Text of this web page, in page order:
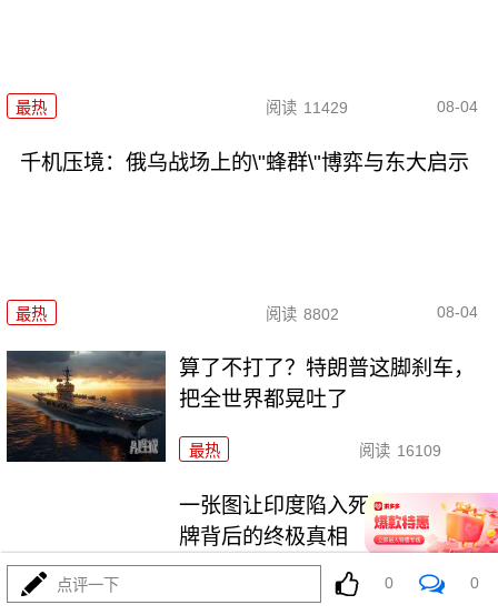
最热 阅读 11429 08-04
千机压境：俄乌战场上的\"蜂群\"博弈与东大启示
最热 阅读 8802 08-04
算了不打了？特朗普这脚刹车，
把全世界都晃吐了
最热 阅读 16109
一张图让印度陷入死寂，五枚金
牌背后的终极真相
阅读 11157
点评一下 0 0